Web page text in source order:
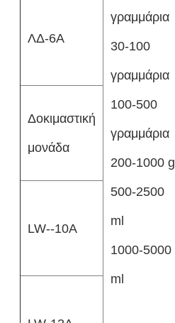
γραμμάρια
30-100
γραμμάρια
100-500
γραμμάρια
200-1000 g
500-2500
ml
1000-5000
ml
ΛΔ-6Α
Δοκιμαστική
μονάδα
LW--10A